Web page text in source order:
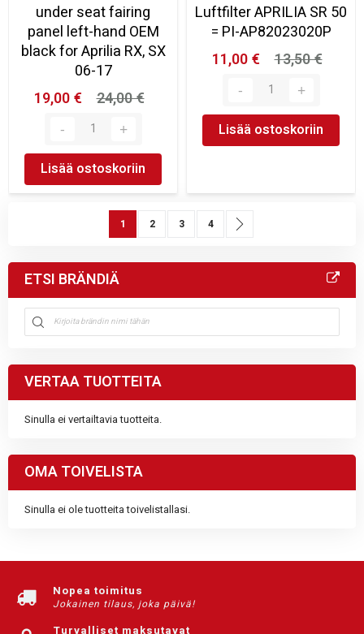
under seat fairing
panel left-hand OEM
black for Aprilia RX, SX
06-17
19,00 €
24,00 €
Lisää ostoskoriin
Luftfilter APRILIA SR 50
= PI-AP82023020P
11,00 €
13,50 €
Lisää ostoskoriin
SivuYou're currently reading page
1 Sivu
2 Sivu
3 Sivu
4
ETSI BRÄNDIÄ
VERTAA TUOTTEITA
Sinulla ei vertailtavia tuotteita.
OMA TOIVELISTA
Sinulla ei ole tuotteita toivelistallasi.
Nopea toimitus
Jokainen tilaus, joka päivä!
Turvalliset maksutavat